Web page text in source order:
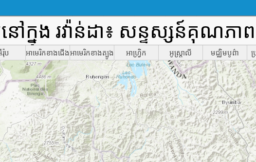
ក្នុង រវ៉ាន់ដា៖ សន្ទស្សន៍គុណភា
ប អាមេរិកខាងជើងអាមេរិកខាងត្បូង អាហ្រ្វិក អូស្ត្រាលី មជ្ឈិមបូព៌ា